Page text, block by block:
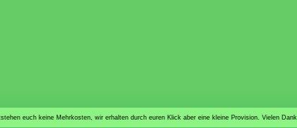
euch keine Mehrkosten, wir erhalten durch euren Klick aber eine kleine Provision. Vielen Dank.